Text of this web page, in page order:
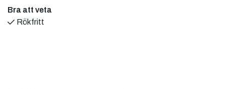
Stugan har veranda med utemöbler - här kan man njuta av
magiskt fina solnedgångar.
Bra att veta
Rökfritt